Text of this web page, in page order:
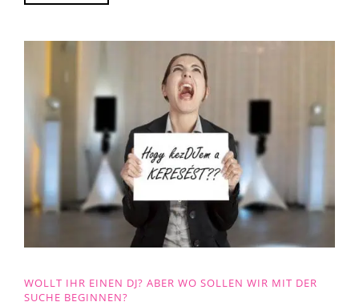
WOLLT IHR EINEN DJ? ABER WO SOLLEN WIR MIT DER
SUCHE BEGINNEN?